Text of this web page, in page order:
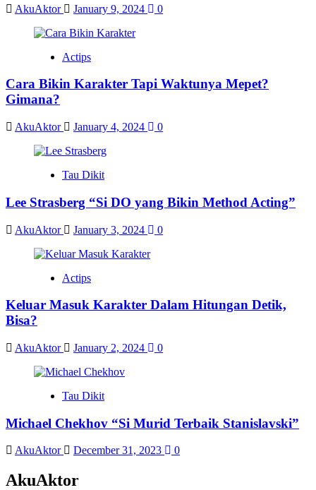
AkuAktor January 9, 2024 0
Actips
Cara Bikin Karakter Tapi Waktunya Mepet?
Gimana?
AkuAktor January 4, 2024 0
Tau Dikit
Lee Strasberg “Si DO yang Bikin Method Acting”
AkuAktor January 3, 2024 0
Actips
Keluar Masuk Karakter Dalam Hitungan Detik,
Bisa?
AkuAktor January 2, 2024 0
Tau Dikit
Michael Chekhov “Si Murid Terbaik Stanislavski”
AkuAktor December 31, 2023 0
AkuAktor